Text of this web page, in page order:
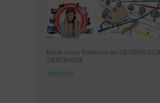
Nous nous formons en
SIENTIFIQUE
20/10/2025